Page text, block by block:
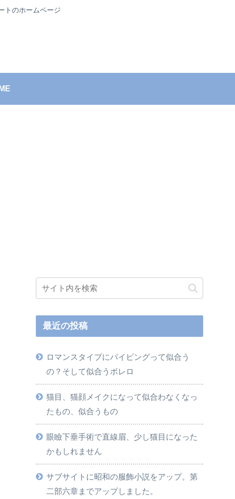
トのホームページ
最近の投稿
ロマンスタイプにパイピングって似合う
の？そして似合うボレロ
猫目、猫顔メイクになって似合わなくなっ
たもの、似合うもの
眼瞼下垂手術で直線眉、少し猫目になった
かもしれません
サブサイトに昭和の服飾小説をアップ。第
二部六章までアップしました。